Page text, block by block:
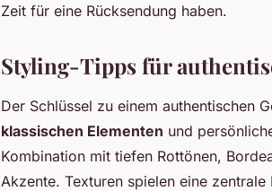
Zeit für eine Rücksendung haben.
Styling-Tipps für
Der Schlüssel zu einem authentischen
klassischen Elementen und
Kombination mit tiefen Rottönen,
Akzente. Texturen spielen eine